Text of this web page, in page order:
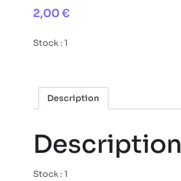
2,00 €
Stock : 1
Description
Description
Stock : 1